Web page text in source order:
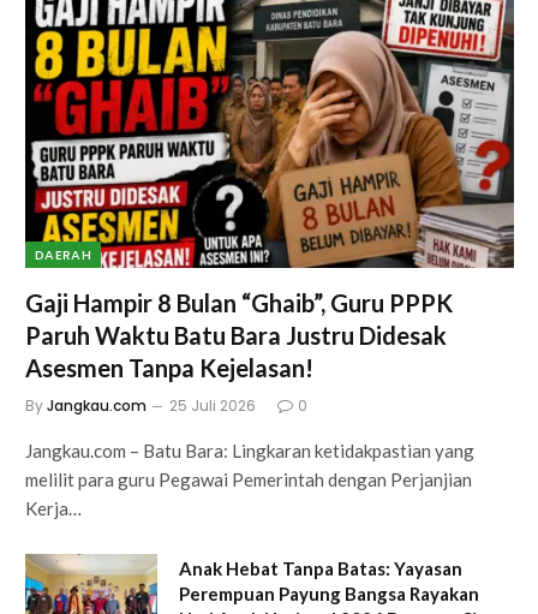
DAERAH
Gaji Hampir 8 Bulan “Ghaib”, Guru PPPK
Paruh Waktu Batu Bara Justru Didesak
Asesmen Tanpa Kejelasan!
ByJangkau.com 25 Juli 2026 0
Jangkau.com – Batu Bara: Lingkaran ketidakpastian yang
melilit para guru Pegawai Pemerintah dengan Perjanjian
Kerja…
Anak Hebat Tanpa Batas: Yayasan
Perempuan Payung Bangsa Rayakan